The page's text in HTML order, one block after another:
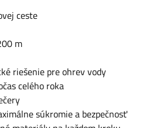
ceste
m
riešenie pre ohrev vody
celého roka
súkromie a bezpečnosť